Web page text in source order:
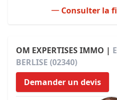
Consulter la
OM EXPERTISES IMMO |
BERLISE (02340)
Demander un devis